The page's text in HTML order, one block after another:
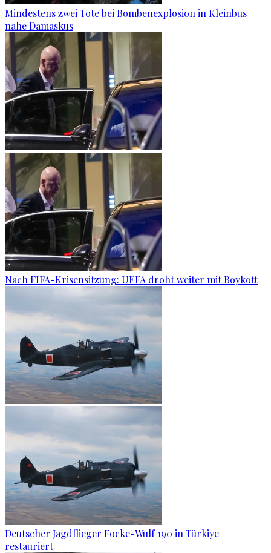
Mindestens zwei Tote bei Bombenexplosion in Kleinbus
nahe Damaskus
Nach FIFA-Krisensitzung: UEFA droht weiter mit Boykott
Deutscher Jagdflieger Focke-Wulf 190 in Türkiye
restauriert